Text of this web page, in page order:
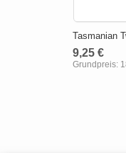
Tasmanian
9,25 €
Grundpreis: